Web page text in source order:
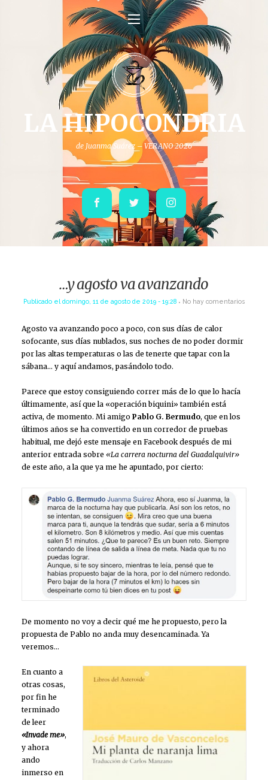
LA HIPOCONDRIA
de Juanma Suárez – VERANO 2026
Facebook Twitter Instagram
…y agosto va avanzando
Publicado el domingo, 11 de agosto de 2019 - 19:28 No hay comentarios
Agosto va avanzando poco a poco, con sus días de calor
sofocante, sus días nublados, sus noches de no poder dormir
por las altas temperaturas o las de tenerte que tapar con la
sábana… y aquí andamos, pasándolo todo.
Parece que estoy consiguiendo correr más de lo que lo hacía
últimamente, así que la «operación biquini» también está
activa, de momento. Mi amigo Pablo G. Bermudo, que en los
últimos años se ha convertido en un corredor de pruebas
habitual, me dejó este mensaje en Facebook después de mi
anterior entrada sobre «La carrera nocturna del Guadalquivir»
de este año, a la que ya me he apuntado, por cierto:
De momento no voy a decir qué me he propuesto, pero la
propuesta de Pablo no anda muy desencaminada. Ya
veremos…
En cuanto a
otras cosas,
por fin he
terminado
de leer
«Invade me»,
y ahora
ando
inmerso en